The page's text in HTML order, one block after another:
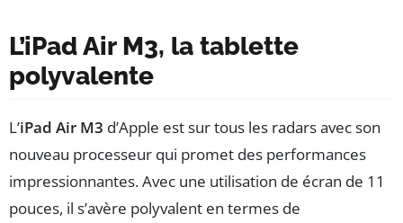
L’iPad Air M3, la tablette
polyvalente
L’iPad Air M3 d’Apple est sur tous les radars avec son
nouveau processeur qui promet des performances
impressionnantes. Avec une utilisation de écran de 11
pouces, il s’avère polyvalent en termes de